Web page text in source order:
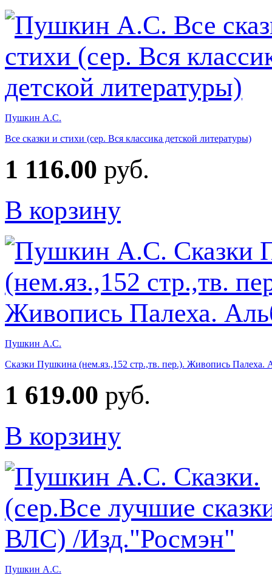
Пушкин А.С.
Все сказки и стихи (сер. Вся классика детской литературы)
1 116.00 руб.
В корзину
Пушкин А.С.
Сказки Пушкина (нем.яз.,152 стр.,тв. пер.). Живопись Палеха.
1 619.00 руб.
В корзину
Пушкин А.С.